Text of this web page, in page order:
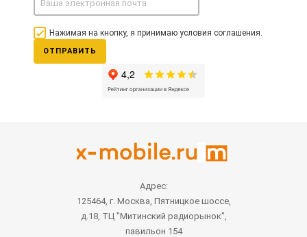
Нажимая на кнопку, я принимаю условия соглашения.
ОТПРАВИТЬ
Адрес:
125464, г. Москва, Пятницкое шоссе,
д.18, ТЦ "Митинский радиорынок",
павильон 154